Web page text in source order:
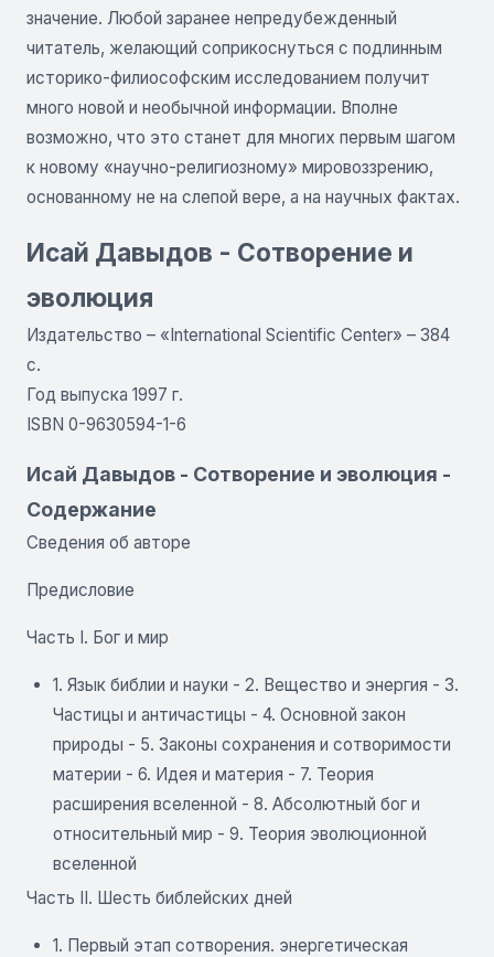
значение. Любой заранее непредубежденный
читатель, желающий соприкоснуться с подлинным
историко-филиософским исследованием получит
много новой и необычной информации. Вполне
возможно, что это станет для многих первым шагом
к новому «научно-религиозному» мировоззрению,
основанному не на слепой вере, а на научных фактах.
Исай Давыдов - Сотворение и
эволюция
Издательство – «International Scientific Center» – 384
с.
Год выпуска 1997 г.
ISBN 0-9630594-1-6
Исай Давыдов - Сотворение и эволюция -
Содержание
Сведения об авторе
Предисловие
Часть I. Бог и мир
1. Язык библии и науки - 2. Вещество и энергия - 3.
Частицы и античастицы - 4. Основной закон
природы - 5. Законы сохранения и сотворимости
материи - 6. Идея и материя - 7. Теория
расширения вселенной - 8. Абсолютный бог и
относительный мир - 9. Теория эволюционной
вселенной
Часть II. Шесть библейских дней
1. Первый этап сотворения. энергетическая